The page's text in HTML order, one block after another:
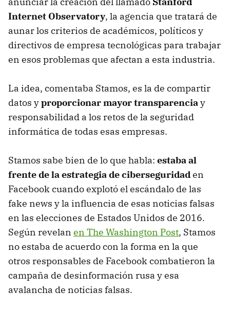
Internet Observatory, la agencia que tratará de
aunar los criterios de académicos, políticos y
directivos de empresa tecnológicas para trabajar
en esos problemas que afectan a esta industria.
La idea, comentaba Stamos, es la de compartir
datos yproporcionar mayor transparencia y
responsabilidad a los retos de la seguridad
informática de todas esas empresas.
Stamos sabe bien de lo que habla: estaba al
frente de la estrategia de ciberseguridaden
Facebook cuando explotó el escándalo de las
fake news y la influencia de esas noticias falsas
en las elecciones de Estados Unidos de 2016.
Según revelan en The Washington Post, Stamos
no estaba de acuerdo con la forma en la que
otros responsables de Facebook combatieron la
campaña de desinformación rusa y esa
avalancha de noticias falsas.